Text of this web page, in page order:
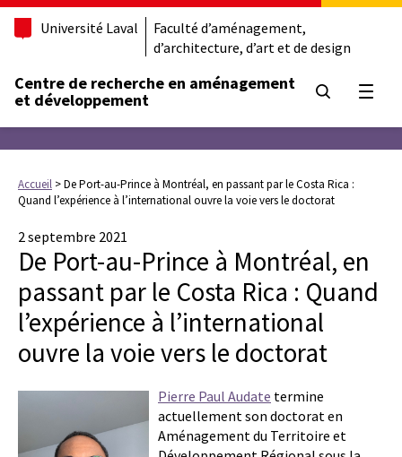
Université Laval
Faculté d’aménagement,
d’architecture, d’art et de design
Centre de recherche en aménagement
et développement
Accueil >De Port-au-Prince à Montréal, en passant par le Costa Rica :
Quand l’expérience à l’international ouvre la voie vers le doctorat
2 septembre 2021
De Port-au-Prince à Montréal, en
passant par le Costa Rica : Quand
l’expérience à l’international
ouvre la voie vers le doctorat
Pierre Paul Audate termine
actuellement son doctorat en
Aménagement du Territoire et